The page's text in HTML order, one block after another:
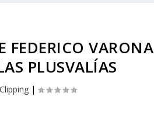
FEDERICO VARONA
PLUSVALÍAS
Clipping|